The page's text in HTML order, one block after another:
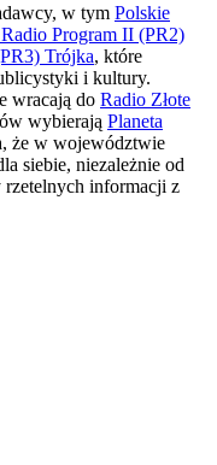
w tym Polskie
Program II (PR2)
Trójka, które
i kultury.
wracają do Radio Złote
wybierają Planeta
że w województwie
siebie, niezależnie od
rzetelnych informacji z